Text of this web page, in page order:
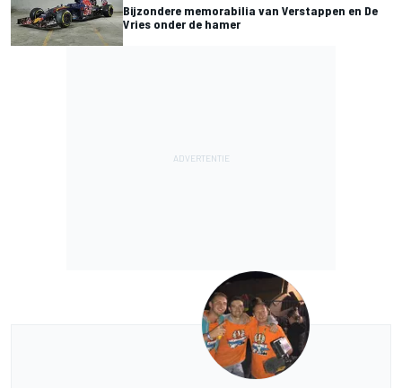
Bijzondere memorabilia van Verstappen en De
Vries onder de hamer